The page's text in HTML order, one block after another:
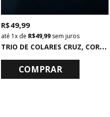
T
RIO DE COLARES CRUZ, CORAÇÃO E BOLINHAS
R$ 49,99
1x de R$ 49,99 sem juros
COMPRAR